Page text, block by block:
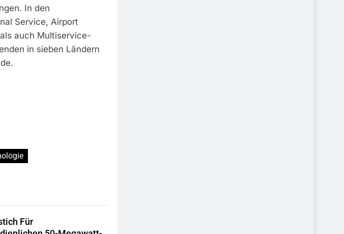
In den
Service, Airport
auch Multiservice-
in sieben Ländern
Für